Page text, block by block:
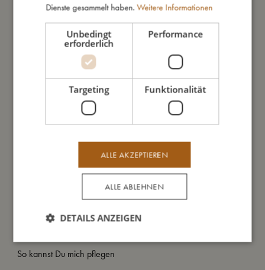
- Lasse die Badebekleidung immer im Schatten liegend
trocknen, damit die Fasern nicht ausleiern
Meine besonderen Merkmale:
- Hergestellt aus 84% recyceltem Polyester, 16% Spandex
- UV-Schutz 50+
- Kann bei 30 Grad im Schonwaschgang in der Maschine
gewaschen werden
- Erhältlich in zwei Größen: 80-92 (1-2 Jahre) und 98-104
Daraus bin ich gemacht
So kannst Du mich pflegen
Dienste gesammelt haben. Weitere Informationen
Unbedingt
erforderlich
Performance
Targeting Funktionalität
ALLE AKZEPTIEREN
ALLE ABLEHNEN
DETAILS ANZEIGEN